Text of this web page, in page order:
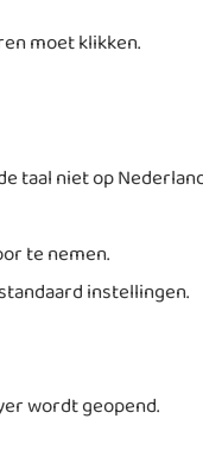
moet klikken.
taal niet op
te nemen.
instellingen.
wordt geopend.